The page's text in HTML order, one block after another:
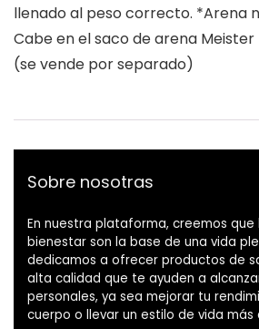
llenado al peso correcto. *Arena
Cabe en el saco de arena Meister
(se vende por separado)
Sobre nosotras
En nuestra plataforma, creemos que
bienestar son la base de una vida
dedicamos a ofrecer productos de
alta calidad que te ayuden a
personales, ya sea mejorar tu
cuerpo o llevar un estilo de vida más